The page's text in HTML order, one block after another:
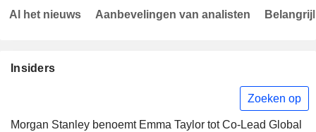
Insiders
Zoeken op
Morgan Stanley benoemt Emma Taylor tot Co-Lead Global
Al het nieuws Aanbevelingen van analisten